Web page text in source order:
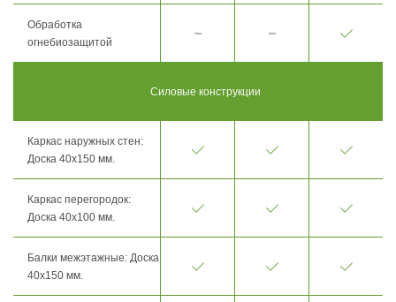
Обработка
огнебиозащитой
Силовые конструкции
Каркас наружных стен:
Доска 40х150 мм.
Каркас перегородок:
Доска 40х100 мм.
Балки межэтажные: Доска
40х150 мм.